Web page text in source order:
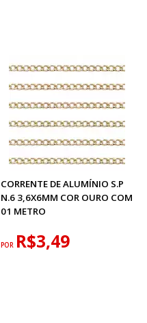
CORRENTE DE ALUMÍNIO S.P
N.6 3,6X6MM COR OURO COM
01 METRO
POR R$3,49